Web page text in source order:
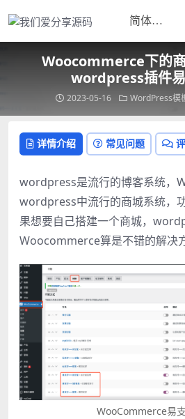
Woocommerce下的
wordpress插件
2023-05-16 WordPress模
详情介绍 常见问题
wordpress是流行的博客系统，
wordpress中流行的商城系统，
果想要自己搭建一个商城，
Woocommerce算是不错的解决
WooCommerce易